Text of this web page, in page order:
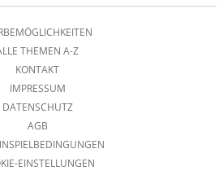
THEMEN A-Z
KONTAKT
IMPRESSUM
DATENSCHUTZ
AGB
EINSTELLUNGEN